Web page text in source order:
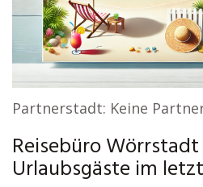
Partnerstadt: Keine
Reisebüro
Urlaubsgäste im